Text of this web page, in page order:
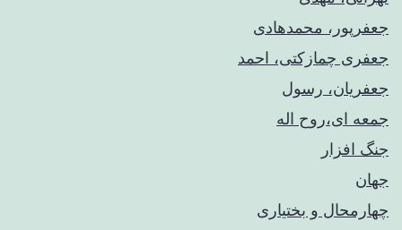
جعفرپور، محمدهادی
جعفری چمازکتی، احمد
جعفریان، رسول
جمعه ای،روح اله
جنگ افزار
جهان
چهارمحال و بختیاری